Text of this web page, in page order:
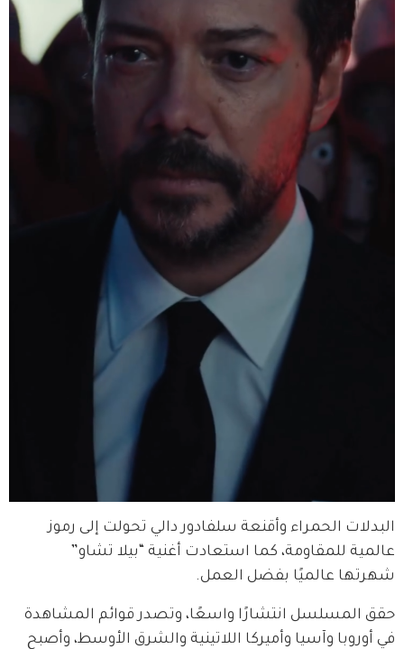
البدلات الحمراء وأقنعة سلفادور دالي تحولت إلى رموز
عالمية للمقاومة، كما استعادت أغنية “بيلا تشاو”
شهرتها عالميًا بفضل العمل.
حقق المسلسل انتشارًا واسعًا، وتصدر قوائم المشاهدة
في أوروبا وآسيا وأميركا اللاتينية والشرق الأوسط، وأصبح